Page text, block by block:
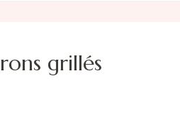
grillés